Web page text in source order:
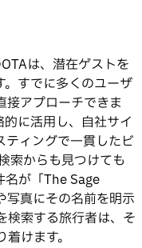
は、潜在ゲストを
。すでに多くのユーザ
接アプローチできま
に活用し、自社サイ
ティングで一貫したビ
索からも見つけても
名が「The Sage
写真にその名前を明示
検索する旅行者は、そ
けます。